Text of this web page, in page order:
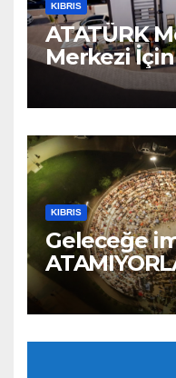
KIBRIS
ATATÜRK
Merkezi İçin
“Geleceğe
Birlikte
KIBRIS
Geleceğe